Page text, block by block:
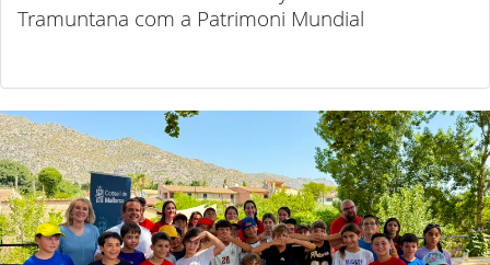
Tramuntana com a Patrimoni Mundial